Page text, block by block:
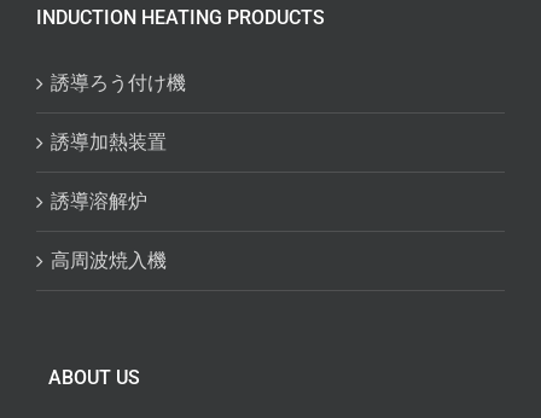
INDUCTION HEATING PRODUCTS
誘導ろう付け機
誘導加熱装置
誘導溶解炉
高周波焼入機
ABOUT US